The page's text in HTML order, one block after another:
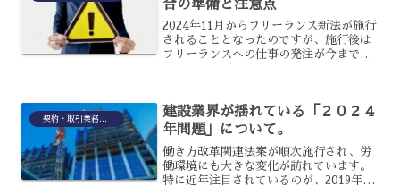
合の準備と注意点
2024年11月からフリーランス新法が施行
されることとなったのですが、施行後は
フリーランスへの仕事の発注が今までと
必要でしょうか？フ...
契約・取引業務(民法・商法等)
建設業界が揺れている「２０２４
年問題」について。
働き方改革関連法案が順次施行され、労
働環境にも大きな変化が訪れています。
特に近年注目されているのが、2019年の